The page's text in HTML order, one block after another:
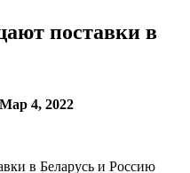
поставки в
Мар 4, 2022